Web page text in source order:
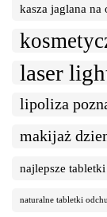
kasza jaglana na
laser
lipoliza
makijaż
najlepsze
naturalne tabletki